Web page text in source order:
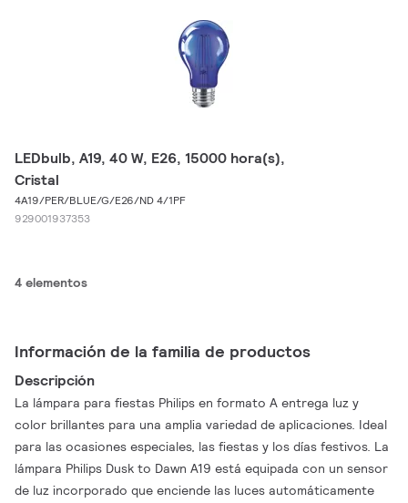
LEDbulb, A19, 40 W, E26, 15000 hora(s),
Cristal
4A19/PER/BLUE/G/E26/ND 4/1PF
929001937353
4 elementos
Información de la familia de productos
Descripción
La lámpara para fiestas Philips en formato A entrega luz y
color brillantes para una amplia variedad de aplicaciones. Ideal
para las ocasiones especiales, las fiestas y los días festivos. La
lámpara Philips Dusk to Dawn A19 está equipada con un sensor
de luz incorporado que enciende las luces automáticamente